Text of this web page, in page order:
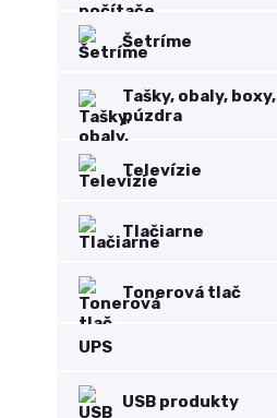
Šetríme
Tašky, obaly, boxy,
púzdra
Televízie
Tlačiarne
Tonerová tlač
UPS
USB produkty